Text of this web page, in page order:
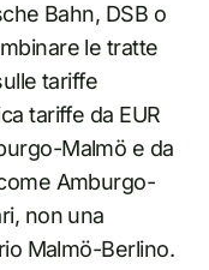
Bahn, DSB o
le tratte
tariffe
tariffe da EUR
Malmö e da
Amburgo-
non una
Malmö-Berlino.